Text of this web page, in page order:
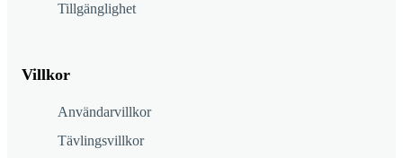
Tillgänglighet
Villkor
Användarvillkor
Tävlingsvillkor